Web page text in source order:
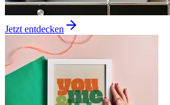
Jetzt entdecken